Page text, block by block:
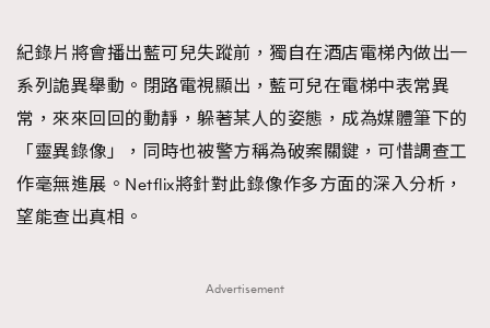
紀錄片將會播出藍可兒失蹤前，獨自在酒店電梯內做出一
系列詭異舉動。閉路電視顯出，藍可兒在電梯中表常異
常，來來回回的動靜，躲著某人的姿態，成為媒體筆下的
「靈異錄像」，同時也被警方稱為破案關鍵，可惜調查工
作毫無進展。Netflix將針對此錄像作多方面的深入分析，
望能查出真相。
Advertisement